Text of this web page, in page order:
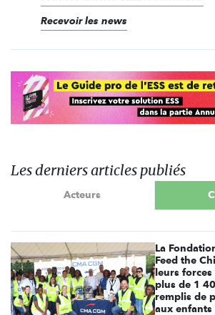
Recevoir les news
Les derniers articles publiés
Acteurs
La
Feed the
leurs
plus de 1
remplis de
aux